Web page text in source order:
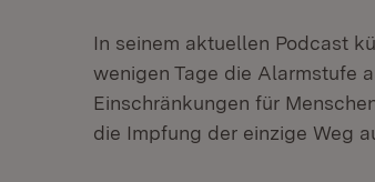
In seinem aktuellen Podcast
wenigen Tage die Alarmstufe
Einschränkungen für
die Impfung der einzige Weg